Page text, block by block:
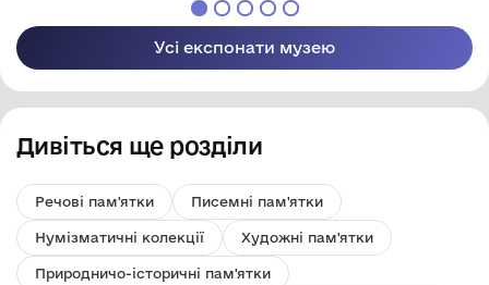
Бобринецької
Бобринецької
міської ради
Усі експонати музею
Дивіться ще розділи
Речові пам'ятки Писемні пам'ятки
Нумізматичні колекції Художні пам'ятки
Природничо-історичні пам'ятки